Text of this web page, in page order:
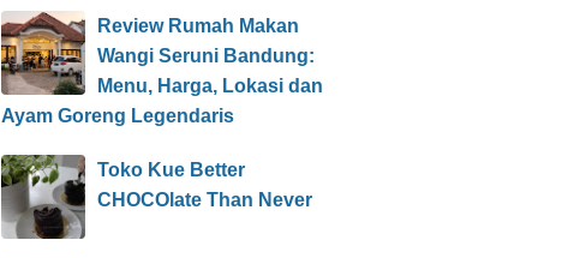
Review Rumah Makan
Wangi Seruni Bandung:
Menu, Harga, Lokasi dan
Ayam Goreng Legendaris
Toko Kue Better
CHOCOlate Than Never